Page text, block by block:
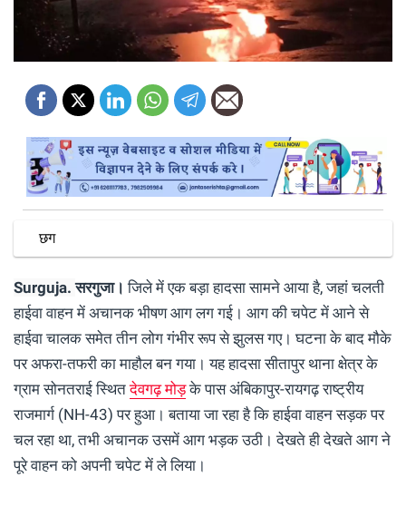
छग
Surguja.सरगुजा।जिले में एक बड़ा हादसा सामने आया है, जहां चलती
हाईवा वाहन में अचानक भीषण आग लग गई। आग की चपेट में आने से
हाईवा चालक समेत तीन लोग गंभीर रूप से झुलस गए। घटना के बाद मौके
पर अफरा-तफरी का माहौल बन गया। यह हादसा सीतापुर थाना क्षेत्र के
ग्राम सोनतराई स्थितदेवगढ़ मोड़के पास अंबिकापुर-रायगढ़ राष्ट्रीय
राजमार्ग (NH-43) पर हुआ। बताया जा रहा है कि हाईवा वाहन सड़क पर
चल रहा था, तभी अचानक उसमें आग भड़क उठी। देखते ही देखते आग ने
पूरे वाहन को अपनी चपेट में ले लिया।